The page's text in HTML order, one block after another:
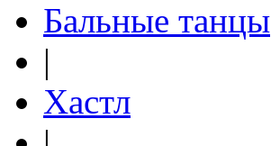
Бальные танцы
|
Хастл